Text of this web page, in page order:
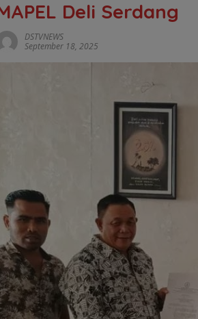
Deli Serdang
DSTVNEWS
September 18, 2025